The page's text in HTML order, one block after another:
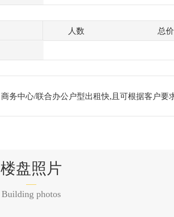
人数 总价
商务中心/联合办公户型出租快,且可根据客户要
楼盘照片
Building photos